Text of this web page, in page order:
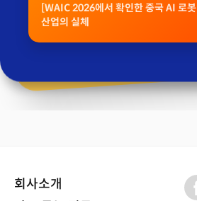
[WAIC 2026에서 확인한 중국 AI 로봇
산업의 실체
회사소개